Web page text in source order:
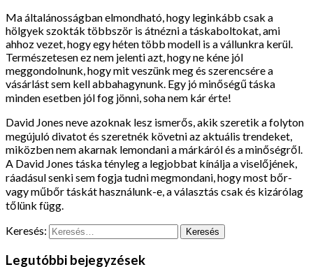
Ma általánosságban elmondható, hogy leginkább csak a
hölgyek szokták többször is átnézni a táskaboltokat, ami
ahhoz vezet, hogy egy héten több modell is a vállunkra kerül.
Természetesen ez nem jelenti azt, hogy ne kéne jól
meggondolnunk, hogy mit veszünk meg és szerencsére a
vásárlást sem kell abbahagynunk. Egy jó minőségű táska
minden esetben jól fog jönni, soha nem kár érte!
David Jones neve azoknak lesz ismerős, akik szeretik a folyton
megújuló divatot és szeretnék követni az aktuális trendeket,
miközben nem akarnak lemondani a márkáról és a minőségről.
A David Jones táska tényleg a legjobbat kínálja a viselőjének,
ráadásul senki sem fogja tudni megmondani, hogy most bőr-
vagy műbőr táskát használunk-e, a választás csak és kizárólag
tőlünk függ.
Keresés:
Legutóbbi bejegyzések